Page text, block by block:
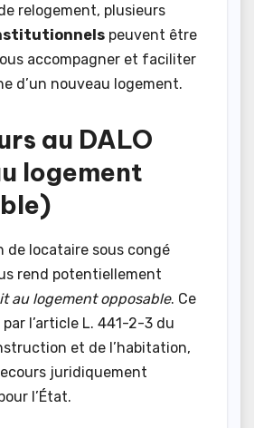
relogement, plusieurs
peuvent être
accompagner et faciliter
d’un nouveau logement.
au DALO
logement
de locataire sous congé
rend potentiellement
au logement opposable. Ce
l’article L. 441-2-3 du
et de l’habitation,
juridiquement
l’État.